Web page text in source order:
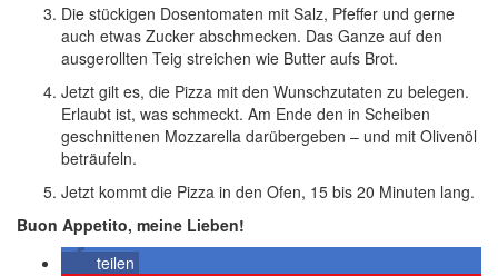
Die stückigen Dosentomaten mit Salz, Pfeffer und gerne
auch etwas Zucker abschmecken. Das Ganze auf den
ausgerollten Teig streichen wie Butter aufs Brot.
Jetzt gilt es, die Pizza mit den Wunschzutaten zu belegen.
Erlaubt ist, was schmeckt. Am Ende den in Scheiben
geschnittenen Mozzarella darübergeben – und mit Olivenöl
beträufeln.
Jetzt kommt die Pizza in den Ofen, 15 bis 20 Minuten lang.
Buon Appetito, meine Lieben!
teilen